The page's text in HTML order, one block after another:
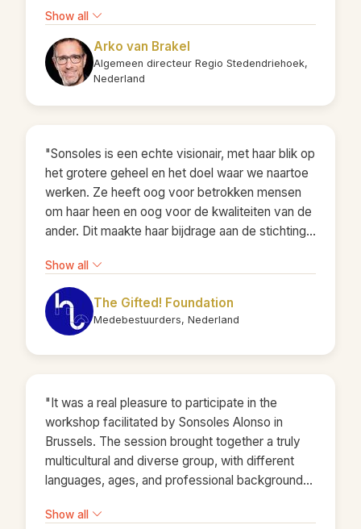
maximale uit hun team te halen. Sonsoles
onderscheid zich door haar bescheiden
persoonlijkheid, waarmee ze in staat is al haar
aandacht te richten op de menselijke aspecten
te werken!"
Show all
Arko van Brakel
Algemeen directeur Regio Stedendriehoek,
Nederland
"Sonsoles is een echte visionair, met haar blik op
het grotere geheel en het doel waar we naartoe
werken. Ze heeft oog voor betrokken mensen
om haar heen en oog voor de kwaliteiten van de
ander. Dit maakte haar bijdrage aan de stichting
prettige, vrolijke noot tijdens de vergaderingen.
Altijd positief, toekomstgericht en een
verbindende factor tijdens ons werk voor de
stichting."
Show all
The Gifted! Foundation
Medebestuurders, Nederland
"It was a real pleasure to participate in the
workshop facilitated by Sonsoles Alonso in
Brussels. The session brought together a truly
multicultural and diverse group, with different
languages, ages, and professional backgrounds.
with ease and authenticity. Her ability to create
Show all